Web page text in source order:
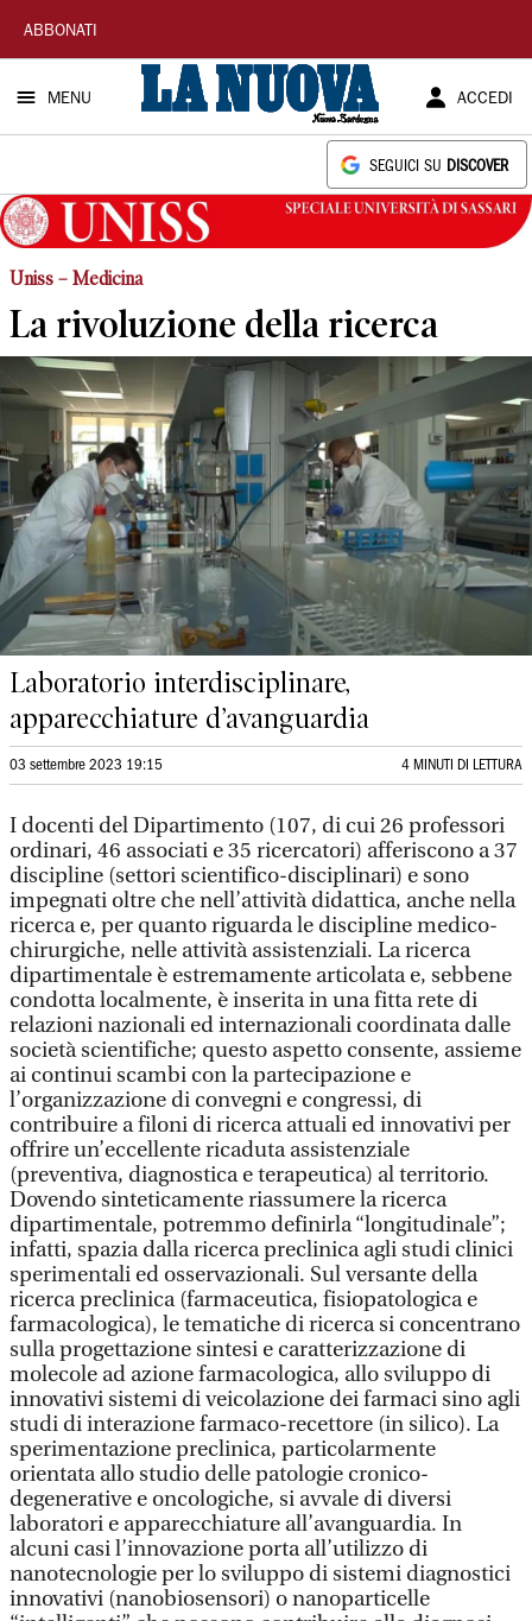
La
Nuova
Sardegna
ABBONATI
MENU ACCEDI
SEGUICI SU DISCOVER
Uniss – Medicina
La rivoluzione della ricerca
Laboratorio interdisciplinare,
apparecchiature d’avanguardia
03 settembre 2023 19:15 4 MINUTI DI LETTURA
I docenti del Dipartimento (107, di cui 26 professori
ordinari, 46 associati e 35 ricercatori) afferiscono a 37
discipline (settori scientifico-disciplinari) e sono
impegnati oltre che nell’attività didattica, anche nella
ricerca e, per quanto riguarda le discipline medico-
chirurgiche, nelle attività assistenziali. La ricerca
dipartimentale è estremamente articolata e, sebbene
condotta localmente, è inserita in una fitta rete di
relazioni nazionali ed internazionali coordinata dalle
società scientifiche; questo aspetto consente, assieme
ai continui scambi con la partecipazione e
l’organizzazione di convegni e congressi, di
contribuire a filoni di ricerca attuali ed innovativi per
offrire un’eccellente ricaduta assistenziale
(preventiva, diagnostica e terapeutica) al territorio.
Dovendo sinteticamente riassumere la ricerca
dipartimentale, potremmo definirla “longitudinale”;
infatti, spazia dalla ricerca preclinica agli studi clinici
sperimentali ed osservazionali. Sul versante della
ricerca preclinica (farmaceutica, fisiopatologica e
farmacologica), le tematiche di ricerca si concentrano
sulla progettazione sintesi e caratterizzazione di
molecole ad azione farmacologica, allo sviluppo di
innovativi sistemi di veicolazione dei farmaci sino agli
studi di interazione farmaco-recettore (in silico). La
sperimentazione preclinica, particolarmente
orientata allo studio delle patologie cronico-
degenerative e oncologiche, si avvale di diversi
laboratori e apparecchiature all’avanguardia. In
alcuni casi l’innovazione porta all’utilizzo di
nanotecnologie per lo sviluppo di sistemi diagnostici
innovativi (nanobiosensori) o nanoparticelle